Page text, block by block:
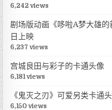
6,242 views
剧场版动画《哆啦A梦大雄
日上映
6,237 views
宫城良田与彩子的卡通头像
6,181 views
《鬼灭之刃》可爱另类卡通
6,150 views